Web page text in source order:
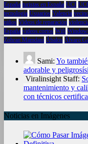
España turistas en España UCI
tecnología Usuarios Valencia
niños Videos de reparación
España vídeos cortos Wifi
Zohran Mamdani Ábalos Álvaro
Sami: Yo
adorable y
Viralinsight Staff:
mantenimiento y
con técnicos
Noticias en Imágenes